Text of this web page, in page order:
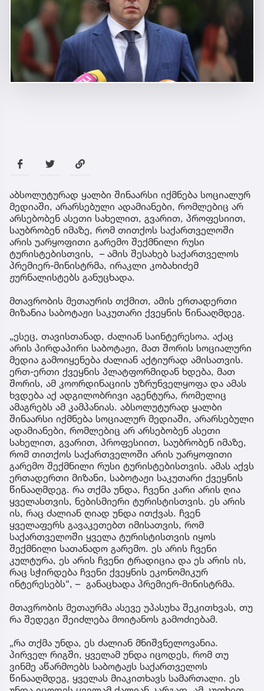
აბსოლუტურად ყალბი შინაარსი იქმნება სოციალურ
მედიაში, არარსებული ადამიანები, რომლებიც არ
არსებობენ ასეთი სახელით, გვარით, პროფესიით,
საუბრობენ იმაზე, რომ თითქოს საქართველოში
არის უარყოფითი გარემო შექმნილი რუსი
ტურისტებისთვის, – ამის შესახებ საქართველოს
პრემიერ-მინისტრმა, ირაკლი კობახიძემ
ჟურნალისტებს განუცხადა.
მთავრობის მეთაურის თქმით, ამის ერთადერთი
მიზანია საბოტაჟი საკუთარი ქვეყნის წინააღმდეგ.
„ესეც, თავისთანად, ძალიან საინტერესოა. აქაც
არის პირდაპირი საბოტაჟი, მათ შორის სოციალური
მედია გამოიყენება ძალიან აქტიურად ამისათვის.
ერთ-ერთი ქვეყნის პლატფორმიდან ხდება, მათ
შორის, ამ კოორდინაციის უზრუნველყოფა და ამას
ხვდება აქ ადგილობრივი აგენტურა, რომელიც
ამაგრებს ამ კამპანიას. აბსოლუტურად ყალბი
შინაარსი იქმნება სოციალურ მედიაში, არარსებული
ადამიანები, რომლებიც არ არსებობენ ასეთი
სახელით, გვარით, პროფესიით, საუბრობენ იმაზე,
რომ თითქოს საქართველოში არის უარყოფითი
გარემო შექმნილი რუსი ტურისტებისთვის. ამას აქვს
ერთადერთი მიზანი, საბოტაჟი საკუთარი ქვეყნის
წინააღმდეგ. რა თქმა უნდა, ჩვენი კარი არის ღია
ყველასთვის, ნებისმიერი ტურისტისთვის. ეს არის
ის, რაც ძალიან ღიად უნდა ითქვას. ჩვენ
ყველაფერს გავაკეთებთ იმისათვის, რომ
საქართველოში ყველა ტურისტისთვის იყოს
შექმნილი სათანადო გარემო. ეს არის ჩვენი
კულტურა, ეს არის ჩვენი ტრადიცია და ეს არის ის,
რაც სჭირდება ჩვენი ქვეყნის ეკონომიკურ
ინტერესებს“, – განაცხადა პრემიერ-მინისტრმა.
მთავრობის მეთაურმა ასევე უპასუხა შეკითხვას, თუ
რა შედეგი შეიძლება მოიტანოს გამოძიებამ.
„რა თქმა უნდა, ეს ძალიან მნიშვნელოვანია.
პირველ რიგში, ყველამ უნდა იცოდეს, რომ თუ
ვინმე აწარმოებს საბოტაჟს საქართველოს
წინააღმდეგ, ყველას მიაკითხავს სამართალი. ეს